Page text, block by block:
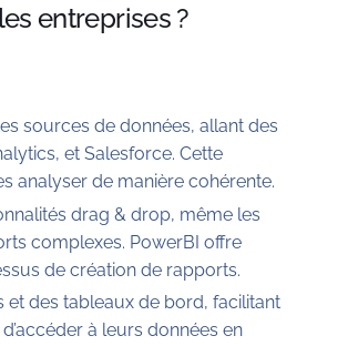
entreprises ?
sources de données, allant des
et Salesforce. Cette
analyser de manière cohérente.
drag & drop, même les
complexes. PowerBI offre
de création de rapports.
des tableaux de bord, facilitant
à leurs données en